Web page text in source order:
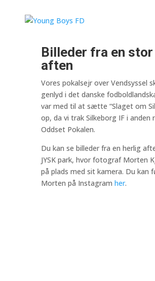
Billeder fra en stor
aften
Vores pokalsejr over Vendsyssel
genlyd i det danske
var med til at sætte “Slaget om
op, da vi trak Silkeborg IF i anden
Oddset Pokalen.
Du kan se billeder fra en herlig
JYSK park, hvor fotograf Morten
på plads med sit kamera. Du kan
Morten på Instagram her.